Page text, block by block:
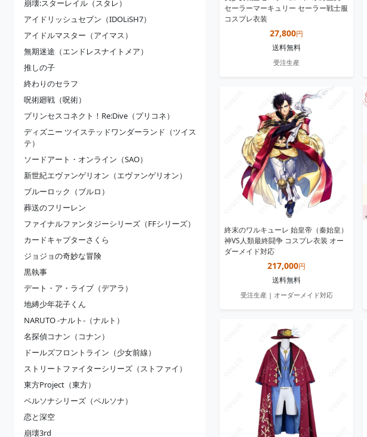
崩壊:スターレイル（スタレ）
アイドリッシュセブン（IDOLiSH7）
アイドルマスター（アイマス）
無期迷途（エンドレスナイトメア）
推しの子
終わりのセラフ
呪術廻戦（呪術）
プリンセスコネクト！Re:Dive（プリコネ）
ディズニー ツイステッドワンダーランド（ツイス
テ）
ソードアート・オンライン（SAO）
新世紀エヴァンゲリオン（エヴァンゲリオン）
ブルーロック（ブルロ）
葬送のフリーレン
ファイナルファンタジーシリーズ（FFシリーズ）
カードキャプターさくら
ジョジョの奇妙な冒険
黒執事
デート・ア・ライブ（デアラ）
地縛少年花子くん
NARUTO -ナルト-（ナルト）
名探偵コナン（コナン）
ドールズフロントライン（少女前線）
ストリートファイターシリーズ（ストファイ）
東方Project（東方）
ペルソナシリーズ（ペルソナ）
恋と深空
崩壊3rd
セーラーマーキュリー セーラー戦士服
コスプレ衣装
27,800円
送料無料
受注生産
終末のワルキューレ 始皇帝（秦始皇）
神VS人類最終闘争 コスプレ衣装 オー
ダーメイド対応
217,000円
送料無料
受注生産 | オーダーメイド対応